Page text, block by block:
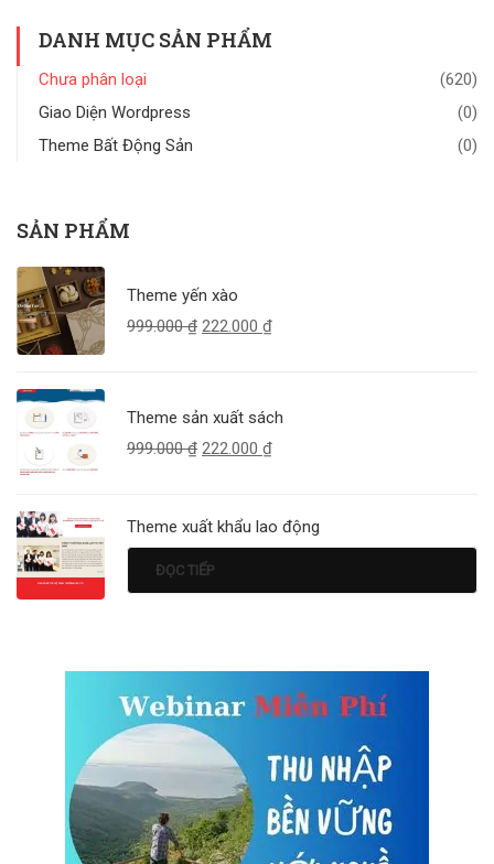
DANH MỤC SẢN PHẨM
Chưa phân loại
(620)
Giao Diện Wordpress
(0)
Theme Bất Động Sản
(0)
SẢN PHẨM
Theme yến xào
999.000₫ 222.000 ₫
Theme sản xuất sách
999.000₫ 222.000 ₫
Theme xuất khẩu lao động
ĐỌC TIẾP